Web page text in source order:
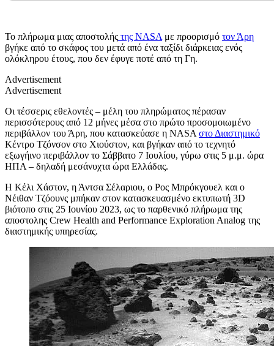
Το πλήρωμα μιας αποστολής της NASA με προορισμό τον Άρη
βγήκε από το σκάφος του μετά από ένα ταξίδι διάρκειας ενός
ολόκληρου έτους, που δεν έφυγε ποτέ από τη Γη.
Advertisement
Advertisement
Οι τέσσερις εθελοντές – μέλη του πληρώματος πέρασαν
περισσότερους από 12 μήνες μέσα στο πρώτο προσομοιωμένο
περιβάλλον του Άρη, που κατασκεύασε η NASA στο Διαστημικό
Κέντρο Τζόνσον στο Χιούστον, και βγήκαν από το τεχνητό
εξωγήινο περιβάλλον το Σάββατο 7 Ιουλίου, γύρω στις 5 μ.μ. ώρα
ΗΠΑ – δηλαδή μεσάνυχτα ώρα Ελλάδας.
Η Κέλι Χάστον, η Άντσα Σέλαριου, ο Ρος Μπρόκγουελ και ο
Νέιθαν Τζόουνς μπήκαν στον κατασκευασμένο εκτυπωτή 3D
βιότοπο στις 25 Ιουνίου 2023, ως το παρθενικό πλήρωμα της
αποστολης Crew Health and Performance Exploration Analog της
διαστημικής υπηρεσίας.